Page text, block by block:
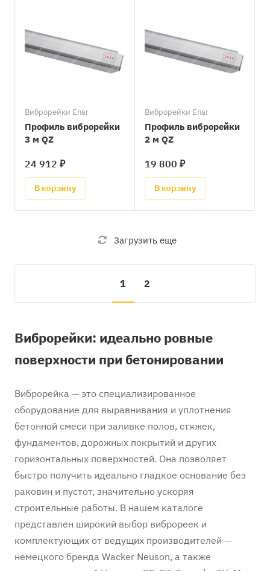
Виброрейки Enar
Профиль виброрейки
3 м QZ
24 912 ₽
В корзину
Виброрейки Enar
Профиль виброрейки
2 м QZ
19 800 ₽
В корзину
Загрузить еще
1 2
Виброрейки: идеально ровные
поверхности при бетонировании
Виброрейка — это специализированное
оборудование для выравнивания и уплотнения
бетонной смеси при заливке полов, стяжек,
фундаментов, дорожных покрытий и других
горизонтальных поверхностей. Она позволяет
быстро получить идеально гладкое основание без
раковин и пустот, значительно ускоряя
строительные работы. В нашем каталоге
представлен широкий выбор виброреек и
комплектующих от ведущих производителей —
немецкого бренда Wacker Neuson, а также